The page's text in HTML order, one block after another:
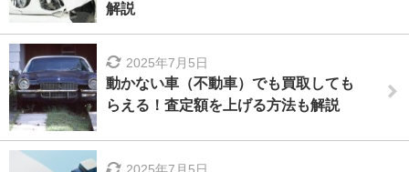
解説
2025年7月5日
動かない車（不動車）でも買取しても
らえる！査定額を上げる方法も解説